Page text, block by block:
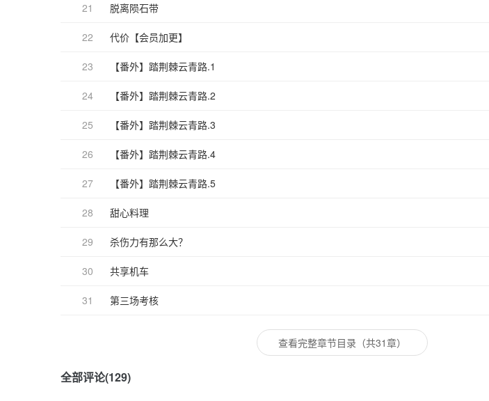
21 脱离陨石带
22 代价【会员加更】
23 【番外】踏荆棘云青路.1
24 【番外】踏荆棘云青路.2
25 【番外】踏荆棘云青路.3
26 【番外】踏荆棘云青路.4
27 【番外】踏荆棘云青路.5
28 甜心料理
29 杀伤力有那么大？
30 共享机车
31 第三场考核
查看完整章节目录（共31章）
全部评论(129)